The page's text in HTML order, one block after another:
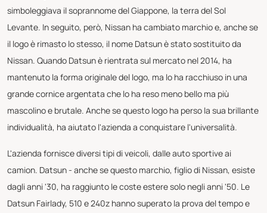
simboleggiava il soprannome del Giappone, la terra del Sol
Levante. In seguito, però, Nissan ha cambiato marchio e, anche se
il logo è rimasto lo stesso, il nome Datsun è stato sostituito da
Nissan. Quando Datsun è rientrata sul mercato nel 2014, ha
mantenuto la forma originale del logo, ma lo ha racchiuso in una
grande cornice argentata che lo ha reso meno bello ma più
mascolino e brutale. Anche se questo logo ha perso la sua brillante
individualità, ha aiutato l'azienda a conquistare l'universalità.
L'azienda fornisce diversi tipi di veicoli, dalle auto sportive ai
camion. Datsun - anche se questo marchio, figlio di Nissan, esiste
dagli anni '30, ha raggiunto le coste estere solo negli anni '50. Le
Datsun Fairlady, 510 e 240z hanno superato la prova del tempo e